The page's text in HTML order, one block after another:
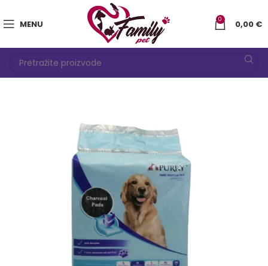
MENU 0 0,00 €